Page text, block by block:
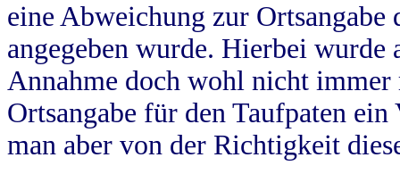
eine Abweichung zur
angegeben wurde. Hierbei wurde
Annahme doch wohl nicht
Ortsangabe für den Taufpaten
man aber von der Richtigkeit